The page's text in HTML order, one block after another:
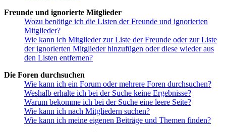
Freunde und ignorierte Mitglieder
Wozu benötige ich die Listen der Freunde und ignorierten
Mitglieder?
Wie kann ich Mitglieder zur Liste der Freunde oder zur Liste
der ignorierten Mitglieder hinzufügen oder diese wieder aus
den Listen entfernen?
Die Foren durchsuchen
Wie kann ich ein Forum oder mehrere Foren durchsuchen?
Weshalb erhalte ich bei der Suche keine Ergebnisse?
Warum bekomme ich bei der Suche eine leere Seite?
Wie kann ich nach Mitgliedern suchen?
Wie kann ich meine eigenen Beiträge und Themen finden?